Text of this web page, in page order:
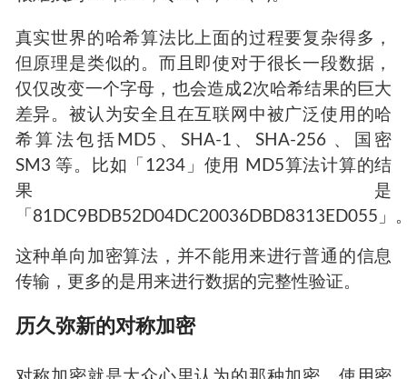
一个可靠的哈希算法至少需要满足下面几个条
件：
对于给定的数据 M，很容易算出哈希值 X =
F(M)。
根据 X，很难算出 M。
很难找到 M 和 N，令 F(M) = F(N)。
但原理是类似的。而且即使对于很长一段数据，
仅仅改变一个字母，也会造成2次哈希结果的巨大
差异。被认为安全且在互联网中被广泛使用的哈
希算法包括MD5、SHA-1、SHA-256 、国密
SM3 等。比如「1234」使用 MD5算法计算的结